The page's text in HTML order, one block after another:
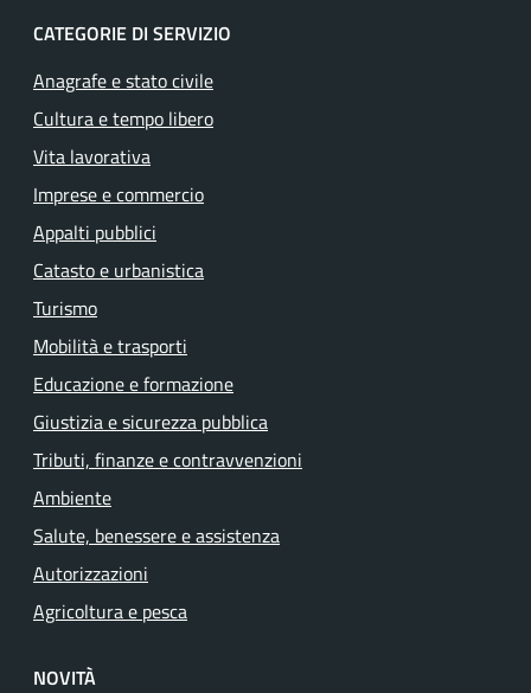
CATEGORIE DI SERVIZIO
Anagrafe e stato civile
Cultura e tempo libero
Vita lavorativa
Imprese e commercio
Appalti pubblici
Catasto e urbanistica
Turismo
Mobilità e trasporti
Educazione e formazione
Giustizia e sicurezza pubblica
Tributi, finanze e contravvenzioni
Ambiente
Salute, benessere e assistenza
Autorizzazioni
Agricoltura e pesca
NOVITÀ